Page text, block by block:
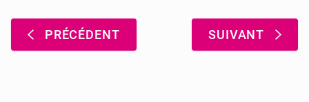
PRÉCÉDENT: SUIVANT